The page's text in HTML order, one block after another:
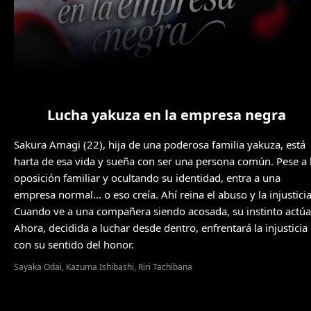
Lucha yakuza en la empresa negra
Sakura Amagi (22), hija de una poderosa familia yakuza, está
harta de esa vida y sueña con ser una persona común. Pese a
oposición familiar y ocultando su identidad, entra a una
empresa normal... o eso creía. Ahí reina el abuso y la
Cuando ve a una compañera siendo acosada, su instinto
Ahora, decidida a luchar desde dentro, enfrentará la injusticia
con su sentido del honor.
Sayaka Odai, Kazuma Ishibashi, Riri Tachibana